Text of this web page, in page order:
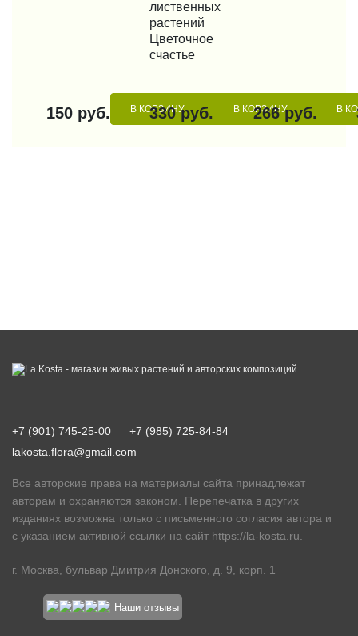
150 руб. В КОРЗИНУ
лиственных
растений
Цветочное
счастье
330 руб. В КОРЗИНУ
266 руб. В
+7 (901) 745-25-00
+7 (985) 725-84-84
lakosta.flora@gmail.com
Все авторские права на материалы сайта принадлежат
авторам и охраняются законом. Перепечатка в других
изданиях возможна только с письменного согласия автора и
с указанием активной ссылки на сайт https://la-kosta.ru
г. Москва, бульвар Дмитрия Донского, д. 9, корп. 1
Наши отзывы